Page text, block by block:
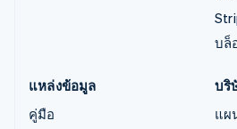
บล็
แหล่งข้อมูล
คู่มือ
บริ
แผ